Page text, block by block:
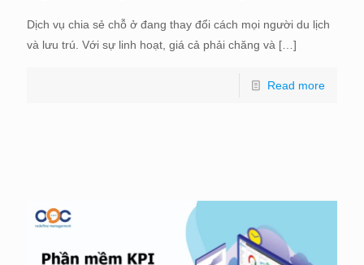
Dịch vụ chia sẻ chỗ ở đang thay đổi cách mọi người du lịch
và lưu trú. Với sự linh hoạt, giá cả phải chăng và […]
Read more